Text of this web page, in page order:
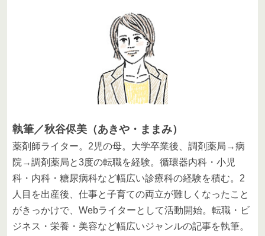
執筆／秋谷侭美（あきや・ままみ）
薬剤師ライター。2児の母。大学卒業後、調剤薬局→病
院→調剤薬局と3度の転職を経験。循環器内科・小児
科・内科・糖尿病科など幅広い診療科の経験を積む。2
人目を出産後、仕事と子育ての両立が難しくなったこと
がきっかけで、Webライターとして活動開始。転職・ビ
ジネス・栄養・美容など幅広いジャンルの記事を執筆。